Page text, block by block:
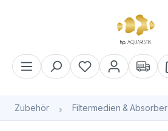
Zubehör Filtermedien & Absorber